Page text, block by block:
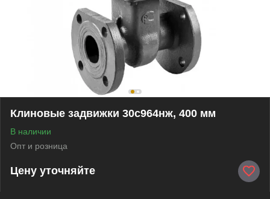
Клиновые задвижки 30с964нж, 400 мм
В наличии
Опт и розница
Цену уточняйте